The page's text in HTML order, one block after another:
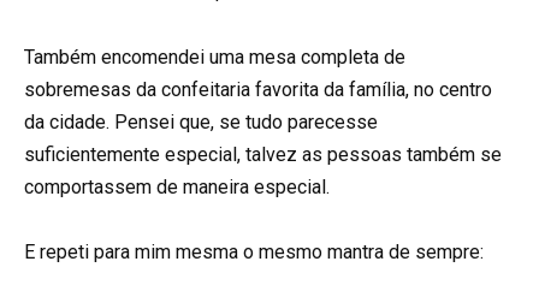
Também encomendei uma mesa completa de
sobremesas da confeitaria favorita da família, no centro
da cidade. Pensei que, se tudo parecesse
suficientemente especial, talvez as pessoas também se
comportassem de maneira especial.
E repeti para mim mesma o mesmo mantra de sempre: